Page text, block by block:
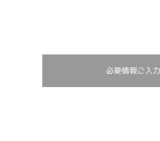
必要情報ご入力